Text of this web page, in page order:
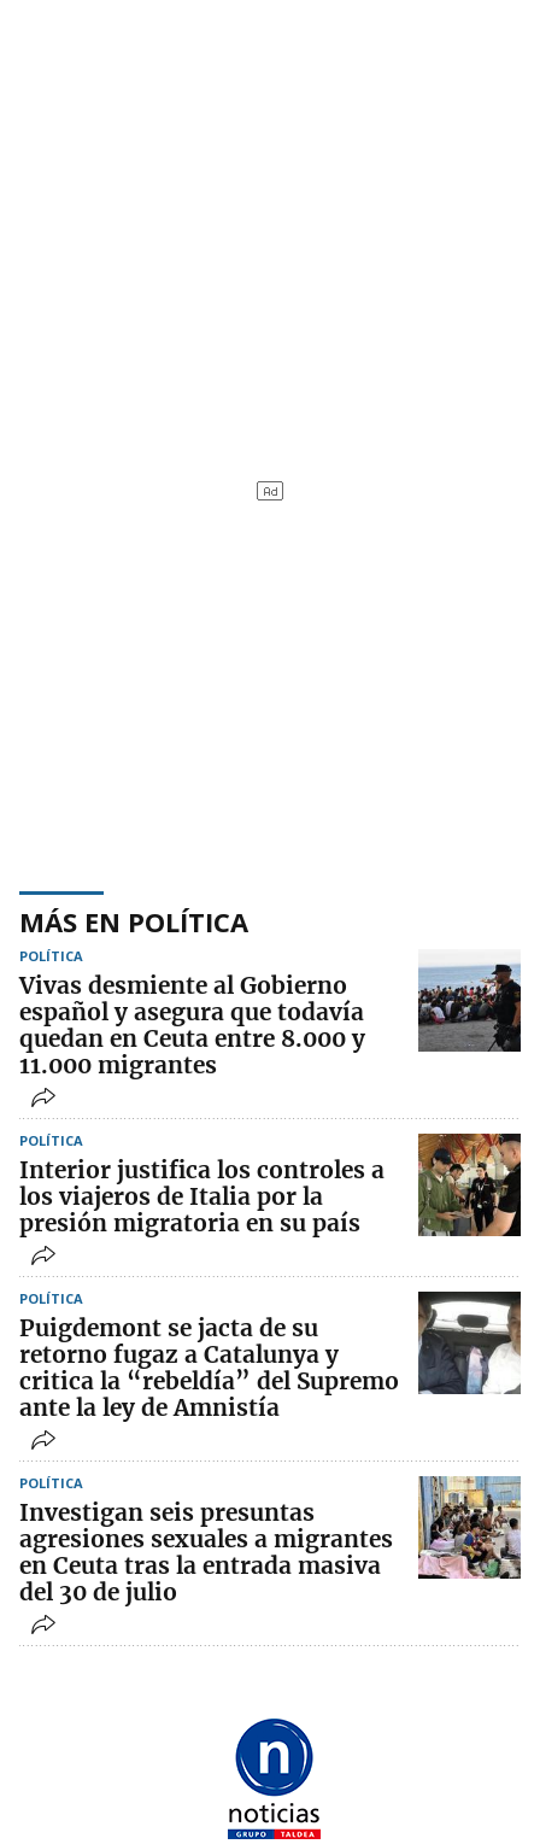
MÁS EN POLÍTICA
POLÍTICA
Vivas desmiente al Gobierno
español y asegura que todavía
quedan en Ceuta entre 8.000 y
11.000 migrantes
POLÍTICA
Interior justifica los controles a
los viajeros de Italia por la
presión migratoria en su país
POLÍTICA
Puigdemont se jacta de su
retorno fugaz a Catalunya y
critica la “rebeldía” del Supremo
ante la ley de Amnistía
POLÍTICA
Investigan seis presuntas
agresiones sexuales a migrantes
en Ceuta tras la entrada masiva
del 30 de julio